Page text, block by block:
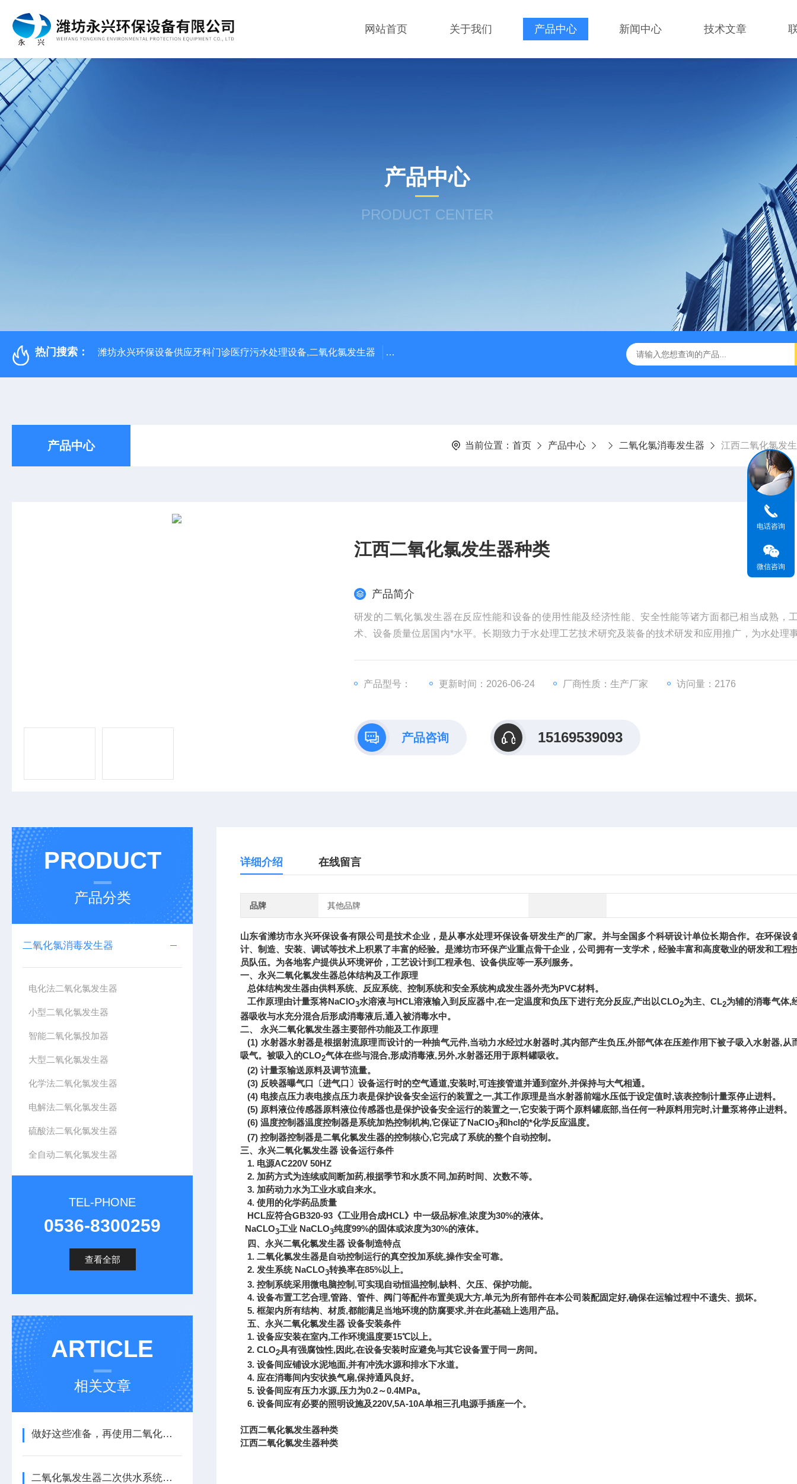
网站首页 关于我们 产品中心 新闻中心 技术文章
产品中心
PRODUCT CENTER
热门搜索： 潍坊永兴环保设备供应牙科门诊医疗污水处理设备,二氧化氯发生器 潍坊永兴环保设备公司供应四川成都一体化污水处理设备 电解法次氯酸钠发生器 二氧化氯发
产品中心 当前位置： 首页 产品中心 二氧化氯消毒发生器 江西二氧化氯发
江西二氧化氯发生器种类
产品简介
研发的二氧化氯发生器在反应性能和设备的使用性能及经济性能、安全性能等诸方面都已相当成熟，
术、设备质量位居国内*水平。长期致力于水处理工艺技术研究及装备的技术研发和应用推广，为水处理
产品型号： 更新时间：2026-06-24 厂商性质：生产厂家 访问量：2176
产品咨询 15169539093
PRODUCT
产品分类
二氧化氯消毒发生器
电化法二氧化氯发生器
小型二氧化氯发生器
智能二氧化氯投加器
大型二氧化氯发生器
化学法二氧化氯发生器
电解法二氧化氯发生器
硫酸法二氧化氯发生器
全自动二氧化氯发生器
TEL-PHONE
0536-8300259
查看全部
ARTICLE
相关文章
做好这些准备，再使用二氧化氯消毒发生器
二氧化氯发生器二次供水系统工作特点及选择
详细介绍 在线留言
品牌 其他品牌
山东省潍坊市永兴环保设备有限公司是技术企业，是从事水处理环保设备研发生产的厂家。并与全国多个科研设计单位长期合作。在环保设
计、制造、安装、调试等技术上积累了丰富的经验。是潍坊市环保产业重点骨干企业，公司拥有一支学术，经验丰富和高度敬业的研发和工程
员队伍。为各地客户提供从环境评价，工艺设计到工程承包、设备供应等一系列服务。
一、永兴二氧化氯发生器总体结构及工作原理
总体结构发生器由供料系统、反应系统、控制系统和安全系统构成发生器外壳为PVC材料。
工作原理由计量泵将NaClO3水溶液与HCL溶液输入到反应器中,在一定温度和负压下进行充分反应,产出以CLO2为主、CL2为辅的消毒气体,
器吸收与水充分混合后形成消毒液后,通入被消毒水中。
二、
永兴二氧化氯发生器主要部件功能及工作原理
(1) 水射器水射器是根据射流原理而设计的一种抽气元件,当动力水经过水射器时,其内部产生负压,外部气体在压差作用下被子吸入水射器,从
吸气。被吸入的CLO2气体在些与混合,形成消毒液,另外,水射器还用于原料罐吸收。
(2) 计量泵输送原料及调节流量。
(3) 反映器曝气口〔进气口〕设备运行时的空气通道,安装时,可连接管道并通到室外,并保持与大气相通。
(4) 电接点压力表电接点压力表是保护设备安全运行的装置之一,其工作原理是当水射器前端水压低于设定值时,该表控制计量泵停止进料。
(5) 原料液位传感器原料液位传感器也是保护设备安全运行的装置之一,它安装于两个原料罐底部,当任何一种原料用完时,计量泵将停止进料。
(6) 温度控制器温度控制器是系统加热控制机构,它保证了NaClO3和hcl的*化学反应温度。
(7) 控制器控制器是二氧化氯发生器的控制核心,它完成了系统的整个自动控制。
三、永兴二氧化氯发生器 设备运行条件
1. 电源AC220V 50HZ
2. 加药方式为连续或间断加药,根据季节和水质不同,加药时间、次数不等。
3. 加药动力水为工业水或自来水。
4. 使用的化学药品质量
HCL应符合GB320-93《工业用合成HCL》中一级品标准,浓度为30%的液体。
NaCLO3工业 NaCLO3纯度99%的固体或浓度为30%的液体。
四、永兴二氧化氯发生器 设备制造特点
1. 二氧化氯发生器是自动控制运行的真空投加系统,操作安全可靠。
2. 发生系统 NaCLO3转换率在85%以上。
3. 控制系统采用微电脑控制,可实现自动恒温控制,缺料、欠压、保护功能。
4. 设备布置工艺合理,管路、管件、阀门等配件布置美观大方,单元为所有部件在本公司装配固定好,确保在运输过程中不遗失、损坏。
5. 框架内所有结构、材质,都能满足当地环境的防腐要求,并在此基础上选用产品。
五、永兴二氧化氯发生器 设备安装条件
1. 设备应安装在室内,工作环境温度要15℃以上。
2. CLO2具有强腐蚀性,因此,在设备安装时应避免与其它设备置于同一房间。
3. 设备间应铺设水泥地面,并有冲洗水源和排水下水道。
4. 应在消毒间内安状换气扇,保持通风良好。
5. 设备间应有压力水源,压力为0.2～0.4MPa。
6. 设备间应有必要的照明设施及220V,5A-10A单相三孔电源手插座一个。
江西二氧化氯发生器种类
江西二氧化氯发生器种类
电话咨询
微信咨询